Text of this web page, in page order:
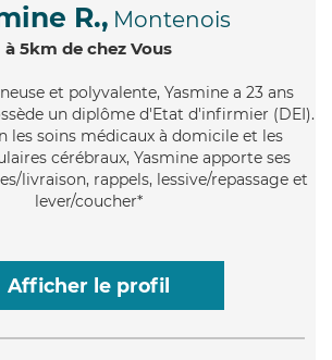
R., Montenois
à 5km de chez Vous
et polyvalente, Yasmine a 23 ans
un diplôme d'Etat d'infirmier (DEI).
les soins médicaux à domicile et les
cérébraux, Yasmine apporte ses
livraison, rappels, lessive/repassage et
lever/coucher*
Afficher le profil